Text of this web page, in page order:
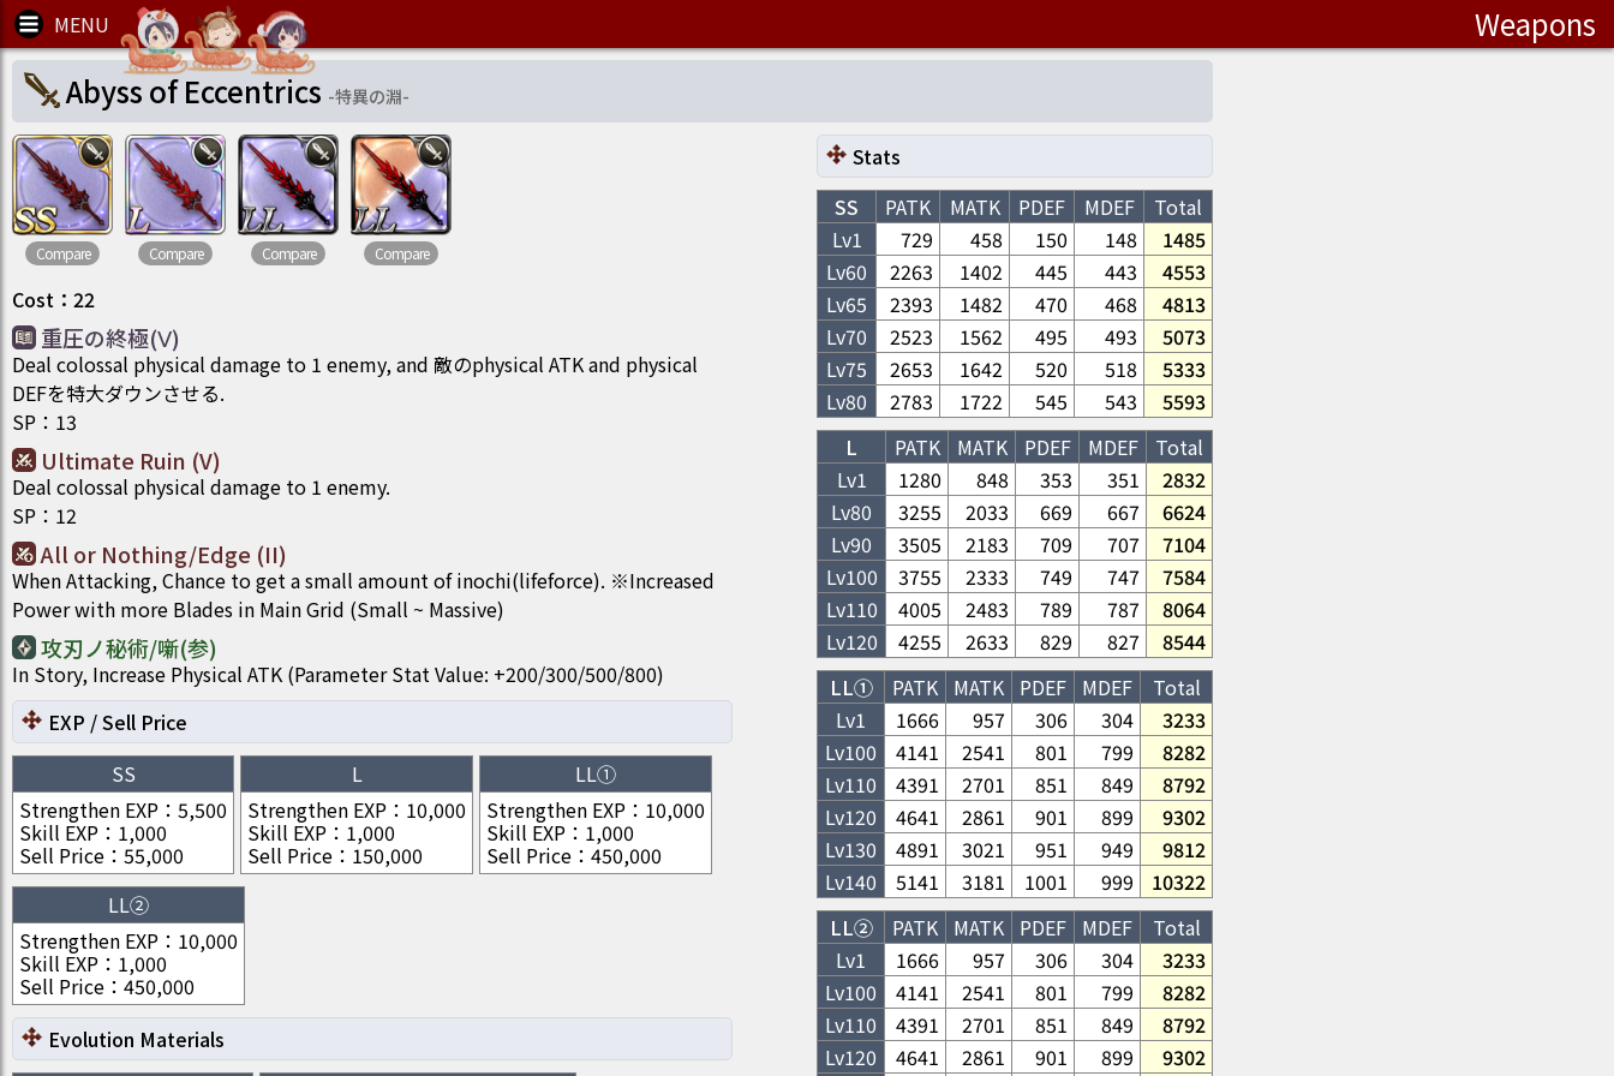
Weapons
Abyss of Eccentrics -特異の淵-
Compare Compare Compare Compare
Cost ： 22
重圧の終極(Ⅴ)
Deal colossal physical damage to 1 enemy, and 敵のphysical ATK and physical
DEFを特大ダウンさせる.
SP ： 13
Ultimate Ruin (V)
Deal colossal physical damage to 1 enemy.
SP ： 12
All or Nothing/Edge (II)
When Attacking, Chance to get a small amount of inochi(lifeforce). ※Increased
Power with more Blades in Main Grid (Small ~ Massive)
攻刃ノ秘術/噺(参)
In Story, Increase Physical ATK (Parameter Stat Value: +200/300/500/800)
Stats
SS
PATK MATK PDEF MDEF
Total
Lv1
729 458 150 148
1485
Lv60 2263 1402 445 443
4553
Lv65 2393 1482 470 468
4813
Lv70 2523 1562 495 493
5073
Lv75 2653 1642 520 518
5333
Lv80 2783 1722 545 543
5593
L
PATK MATK PDEF MDEF
Total
Lv1
1280 848 353 351
2832
Lv80 3255 2033 669 667
6624
Lv90 3505 2183 709 707
7104
Lv100 3755 2333 749 747
7584
Lv110 4005 2483 789 787
8064
Lv120 4255 2633 829 827
8544
LL①
PATK MATK PDEF MDEF
Total
Lv1
1666 957 306 304
3233
Lv100 4141 2541 801 799
8282
Lv110 4391 2701 851 849
8792
Lv120 4641 2861 901 899
9302
Lv130 4891 3021 951 949
9812
Lv140 5141 3181 1001 999
10322
LL②
PATK MATK PDEF MDEF
Total
Lv1
1666 957 306 304
3233
Lv100 4141 2541 801 799
8282
Lv110 4391 2701 851 849
8792
Lv120 4641 2861 901 899
9302
EXP / Sell Price
SS
Strengthen EXP ： 5,500
Skill EXP ： 1,000
Sell Price ： 55,000
L
Strengthen EXP ： 10,000
Skill EXP ： 1,000
Sell Price ： 150,000
LL①
Strengthen EXP ： 10,000
Skill EXP ： 1,000
Sell Price ： 450,000
LL②
Strengthen EXP ： 10,000
Skill EXP ： 1,000
Sell Price ： 450,000
Evolution Materials